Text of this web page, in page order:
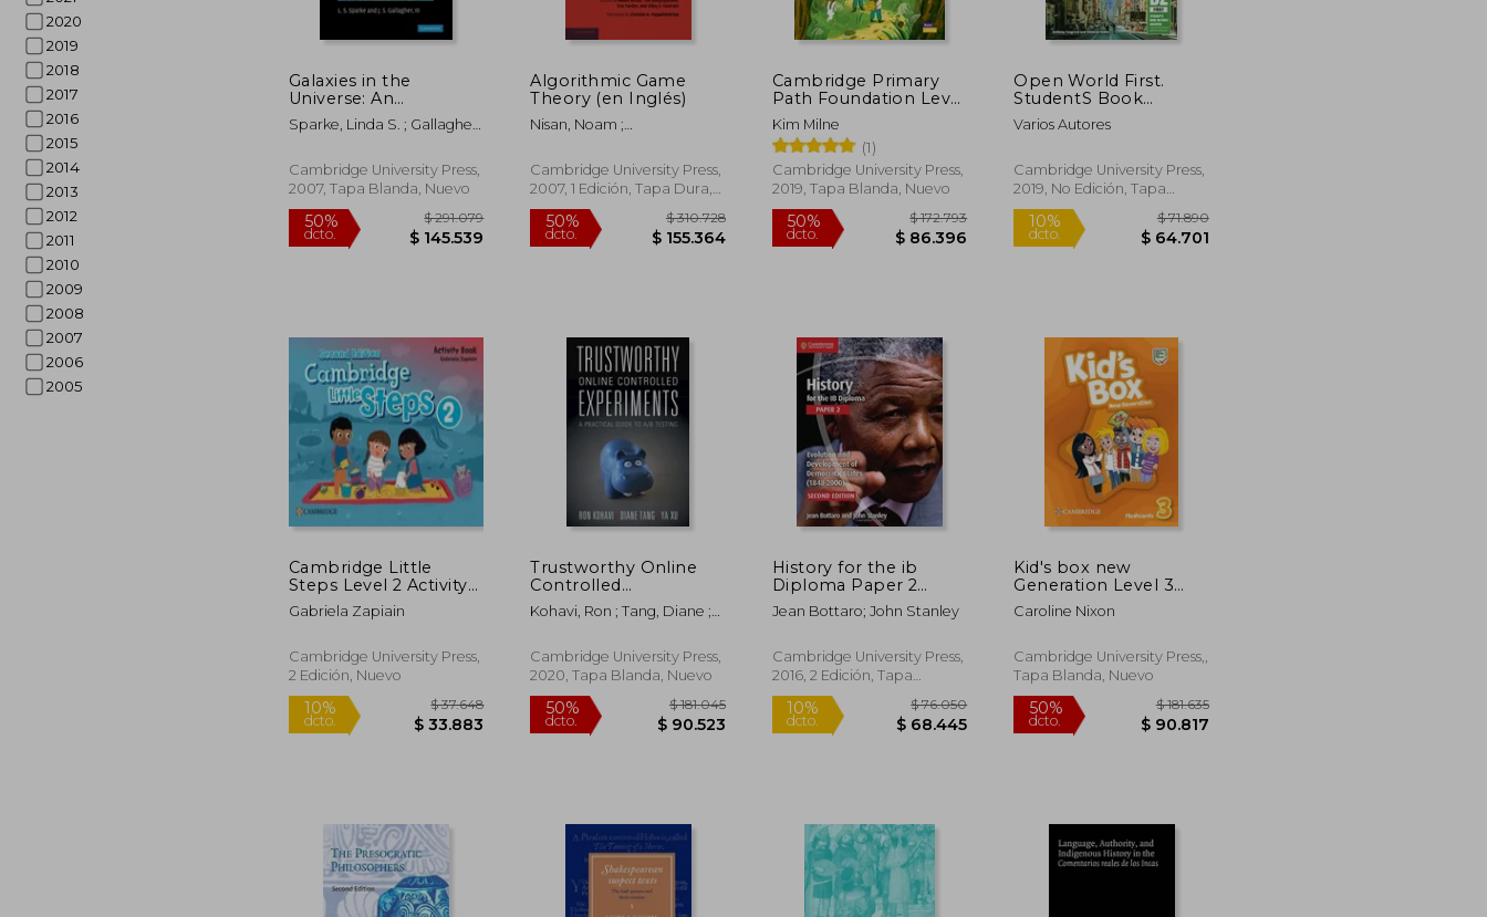
2020
2019
2018
2017
2016
2015
2014
2013
2012
2011
2010
2009
2008
2007
2006
2005
10% 50% $ 244.364 10% $ 61.620 50%
Galaxies in the
Universe: An
Introduction (en
Inglés)
Sparke, Linda S. ; Gallagher
Cambridge University Press,
2007, Tapa Blanda, Nuevo
50% $ 291.079
$ 145.539
Algorithmic Game
Theory (en Inglés)
Nisan, Noam ;
Eva
Cambridge University Press,
2007, 1 Edición, Tapa Dura,
Nuevo
50% $ 310.728
$ 155.364
Cambridge Primary
Path Foundation Level
Student's Book with
Creative Journal (en
Inglés)
Kim Milne
(1)
Cambridge University Press,
2019, Tapa Blanda, Nuevo
50%
dcto.
$ 172.793
$ 86.396
Open World First.
StudentS Book
Without Answers With
Online Practice (en
Varios Autores
Cambridge University Press,
2019, No Edición, Tapa
Blanda, Nuevo
10%
Cambridge Little
Steps Level 2 Activity
Book (en Inglés)
Gabriela Zapiain
Cambridge University Press,
2 Edición, Nuevo
Trustworthy Online
Controlled
Experiments: A
Practical Guide to a (en
Kohavi, Ron ; Tang, Diane ;
Cambridge University Press,
2020, Tapa Blanda, Nuevo
History for the ib
Diploma Paper 2
Evolution and
Development of
(1848-2000) (en
Inglés)
Jean Bottaro; John Stanley
Cambridge University Press,
2016, 2 Edición, Tapa
Blanda, Nuevo
Kid's box new
Generation Level 3
Flashcards British
English (en Inglés)
Caroline Nixon
Cambridge University Press,,
Tapa Blanda, Nuevo